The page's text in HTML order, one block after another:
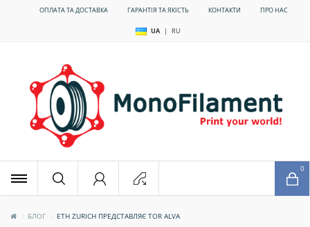
ОПЛАТА ТА ДОСТАВКА ГАРАНТІЯ ТА ЯКІСТЬ КОНТАКТИ ПРО НАС
UA | RU
0
БЛОГ ETH ZURICH ПРЕДСТАВЛЯЄ TOR ALVA